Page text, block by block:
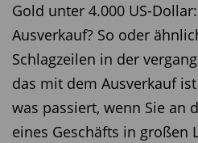
Gold unter 4.000 US-
Ausverkauf? So oder
Schlagzeilen in der
das mit dem Ausverkauf
was passiert, wenn Sie an
eines Geschäfts in großen